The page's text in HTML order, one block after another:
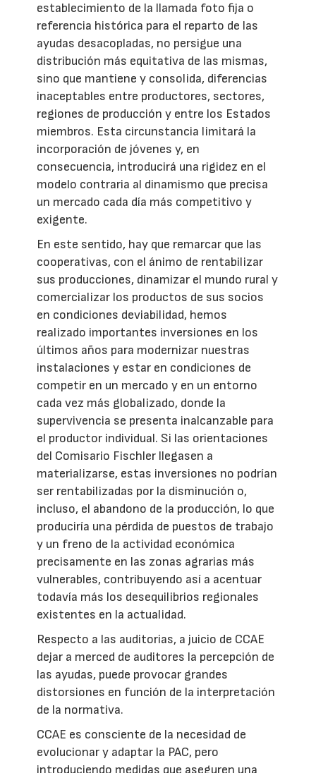
establecimiento de la llamada foto fija o
referencia histórica para el reparto de las
ayudas desacopladas, no persigue una
distribución más equitativa de las mismas,
sino que mantiene y consolida, diferencias
inaceptables entre productores, sectores,
regiones de producción y entre los Estados
miembros. Esta circunstancia limitará la
incorporación de jóvenes y, en
consecuencia, introducirá una rigidez en el
modelo contraria al dinamismo que precisa
un mercado cada día más competitivo y
exigente.
En este sentido, hay que remarcar que las
cooperativas, con el ánimo de rentabilizar
sus producciones, dinamizar el mundo rural y
comercializar los productos de sus socios
en condiciones deviabilidad, hemos
realizado importantes inversiones en los
últimos años para modernizar nuestras
instalaciones y estar en condiciones de
competir en un mercado y en un entorno
cada vez más globalizado, donde la
supervivencia se presenta inalcanzable para
el productor individual. Si las orientaciones
del Comisario Fischler llegasen a
materializarse, estas inversiones no podrían
ser rentabilizadas por la disminución o,
incluso, el abandono de la producción, lo que
produciría una pérdida de puestos de trabajo
y un freno de la actividad económica
precisamente en las zonas agrarias más
vulnerables, contribuyendo así a acentuar
todavía más los desequilibrios regionales
existentes en la actualidad.
Respecto a las auditorias, a juicio de CCAE
dejar a merced de auditores la percepción de
las ayudas, puede provocar grandes
distorsiones en función de la interpretación
de la normativa.
CCAE es consciente de la necesidad de
evolucionar y adaptar la PAC, pero
introduciendo medidas que aseguren una